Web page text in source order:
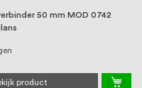
50 mm MOD 0742
product